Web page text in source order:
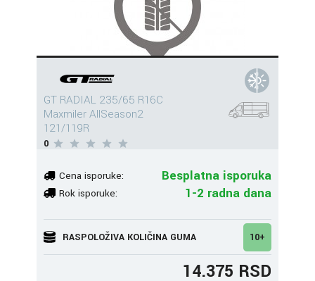
GT RADIAL 235/65 R16C
Maxmiler AllSeason2
121/119R
0
Cena isporuke: Besplatna isporuka
Rok isporuke: 1-2 radna dana
RASPOLOŽIVA KOLIČINA GUMA 10+
14.375 RSD